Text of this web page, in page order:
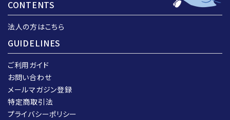
CONTENTS
法人の方はこちら
GUIDELINES
ご利用ガイド
お問い合わせ
メールマガジン登録
特定商取引法
プライバシーポリシー